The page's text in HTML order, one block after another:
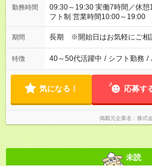
勤務時間
09:30～19:30 実働7時間／休憩1.5時間 営業時間に合わせたシ
フト制 営業時間10:00～19:00
期間 長期 ※開始日はお気軽にご相
特徴 40～50代活躍中 / シフト勤務 /
気になる！ 応募す
掲載元企業名 株式
未読